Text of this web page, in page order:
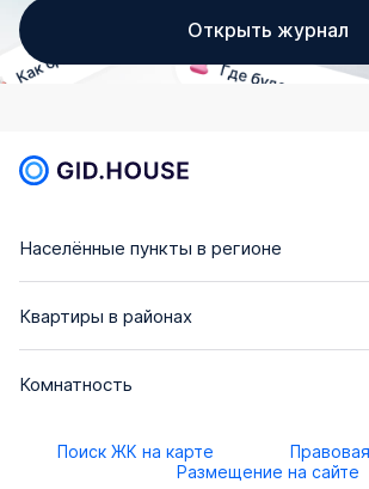
Открыть журнал
Населённые пункты в регионе
Квартиры в районах
Комнатность
Поиск ЖК на карте
Размещение на сайте